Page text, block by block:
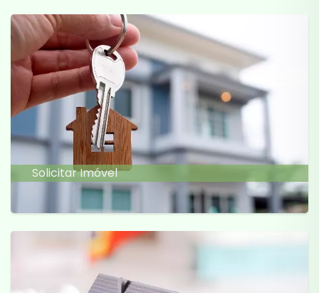
Solicitar Imóvel